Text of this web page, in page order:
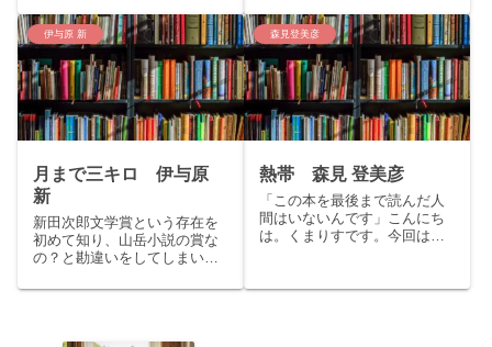
～こんにちは、くまりすで
す。今回は芥川賞受賞作品、
高瀬隼子の「おいしいごはん
が食べられますように」をご
紹介いたします。story：職場
で...
ス・アンソロジーをご紹介い
たします。storyもう枕元にサ
ンタは来ないけど、この物語
がクリスマスをもっと特別な
一日にしてくれるーー。六人
の...
伊与原 新
月まで三キロ 伊与原
新
新田次郎文学賞という存在を
初めて知り、山岳小説の賞な
の？と勘違いをしてしまいま
に一番近い場所があるんです
森見登美彦
熱帯 森見 登美彦
「この本を最後まで読んだ人
間はいないんです」こんにち
は。くまりすです。今回は、
た作品。森見登美彦ファンを